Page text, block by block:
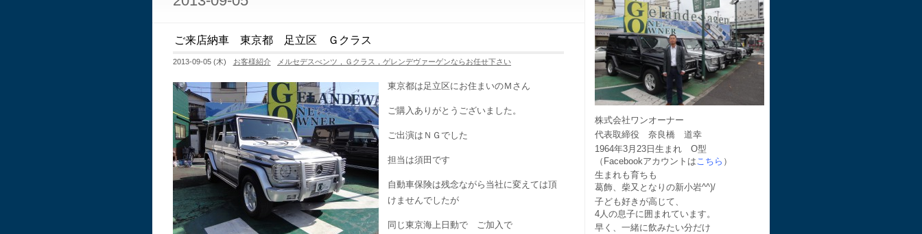
ご来店納車 東京都 足立区 Ｇクラス
2013-09-05 (木) お客様紹介 メルセデスべンツ，Ｇクラス，ゲレンデヴァーゲンならお任せ下さい
東京都は足立区にお住まいのＭさん
ご購入ありがとうございました。
ご出演はＮＧでした
担当は須田です
自動車保険は残念ながら当社に変えては頂
けませんでしたが
同じ東京海上日動で ご加入で
株式会社ワンオーナー
代表取締役 奈良橋 道幸
1964年3月23日生まれ O型
（Facebookアカウントは こちら ）
生まれも育ちも
葛飾、柴又となりの新小岩^^)/
子ども好きが高じて、
4人の息子に囲まれています。
早く、一緒に飲みたい分だけ